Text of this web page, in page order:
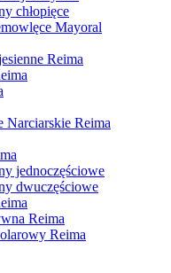
chłopięce
Mayoral
Reima
Narciarskie Reima
jednoczęściowe
dwuczęściowe
Reima
Reima